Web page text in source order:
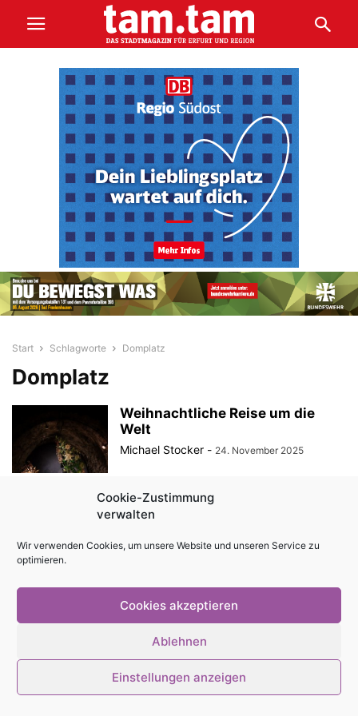
Cookie-Zustimmung
verwalten
Wir verwenden Cookies, um unsere Website und unseren Service zu
optimieren.
Cookies akzeptieren
Ablehnen
Einstellungen anzeigen
Start Schlagworte Domplatz
Domplatz
Weihnachtliche Reise um die
Welt
Michael Stocker - 24. November 2025
Broilers live auf dem Domplatz
Erfurt
Michael Stocker - 6. April 2023
© Stadtmagazin tam.tam 2026